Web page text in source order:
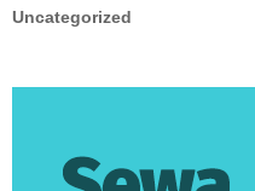
Uncategorized